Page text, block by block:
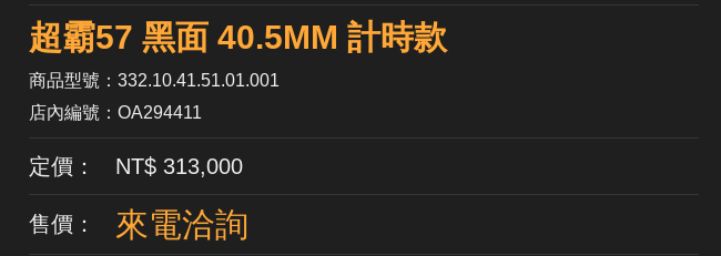
超霸57 黑面 40.5MM 計時款
商品型號：332.10.41.51.01.001
店內編號：OA294411
定價： NT$ 313,000
售價： 來電洽詢